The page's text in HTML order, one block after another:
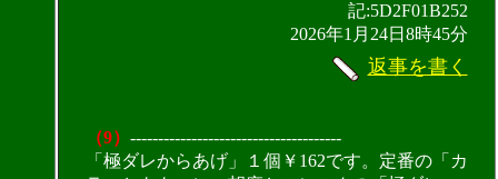
記:5D2F01B252
2026年1月24日8時45分
返事を書く
（9） --------------------------------------
「極ダレからあげ」１個￥162です。定番の「カ